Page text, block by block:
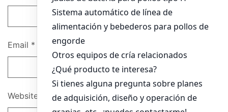
Email *
Website